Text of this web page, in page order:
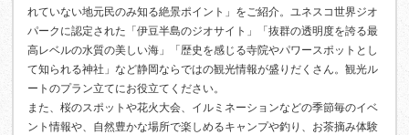
れていない地元民のみ知る絶景ポイント」をご紹介。ユネスコ世界ジオ
パークに認定された「伊豆半島のジオサイト」「抜群の透明度を誇る最
高レベルの水質の美しい海」「歴史を感じる寺院やパワースポットとし
て知られる神社」など静岡ならではの観光情報が盛りだくさん。観光ル
ートのプラン立てにお役立てください。
また、桜のスポットや花火大会、イルミネーションなどの季節毎のイベ
ント情報や、自然豊かな場所で楽しめるキャンプや釣り、お茶摘み体験